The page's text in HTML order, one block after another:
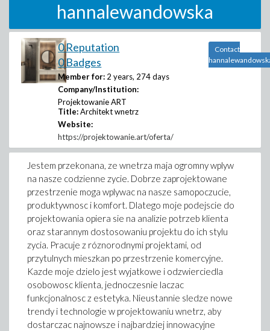
hannalewandowska
0 Reputation
0 Badges
Member for: 2 years, 274 days
Company/Institution:
Projektowanie ART
Title: Architekt wnetrz
Website:
https://projektowanie.art/oferta/
Contact
Jestem przekonana, ze wnetrza maja ogromny wplyw
na nasze codzienne zycie. Dobrze zaprojektowane
przestrzenie moga wplywac na nasze samopoczucie,
produktywnosc i komfort. Dlatego moje podejscie do
projektowania opiera sie na analizie potrzeb klienta
oraz starannym dostosowaniu projektu do ich stylu
zycia. Pracuje z róznorodnymi projektami, od
przytulnych mieszkan po przestrzenie komercyjne.
Kazde moje dzielo jest wyjatkowe i odzwierciedla
osobowosc klienta, jednoczesnie laczac
funkcjonalnosc z estetyka. Nieustannie sledze nowe
trendy i technologie w projektowaniu wnetrz, aby
dostarczac najnowsze i najbardziej innowacyjne